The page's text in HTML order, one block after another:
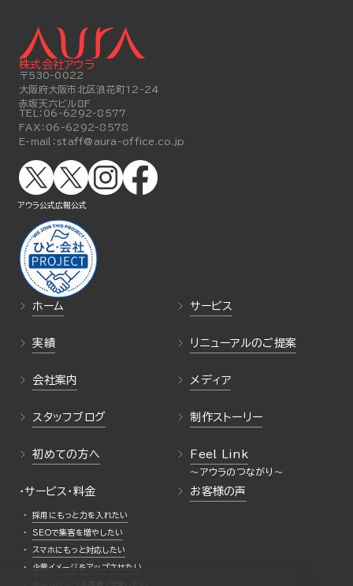
ホーム サービス
実績 リニューアルのご提案
会社案内 メディア
スタッフブログ 制作ストーリー
初めての方へ Feel Link
・サービス・料金
採用にもっと力を入れたい
SEOで集客を増やしたい
スマホにもっと対応したい
企業イメージをアップさせたい
お客様の声
株式会社アウラ
〒530-0022
大阪府大阪市北区浪花町12-24
赤坂天六ビル8F
TEL： 06-6292-8577
FAX： 06-6292-8578
E-mail： staff@aura-office.co.jp
アウラ公式広報公式